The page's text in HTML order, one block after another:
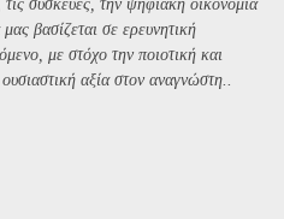
τις συσκευές, την ψηφιακή οικονομία
βασίζεται σε ερευνητική
με στόχο την ποιοτική και
αξία στον αναγνώστη..